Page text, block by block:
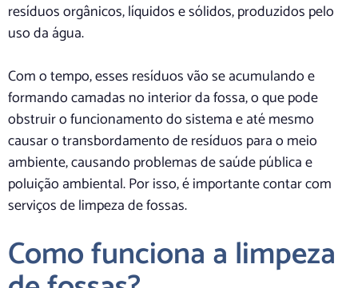
resíduos orgânicos, líquidos e sólidos, produzidos pelo
uso da água.
Com o tempo, esses resíduos vão se acumulando e
formando camadas no interior da fossa, o que pode
obstruir o funcionamento do sistema e até mesmo
causar o transbordamento de resíduos para o meio
ambiente, causando problemas de saúde pública e
poluição ambiental. Por isso, é importante contar com
serviços de limpeza de fossas.
Como funciona a limpeza